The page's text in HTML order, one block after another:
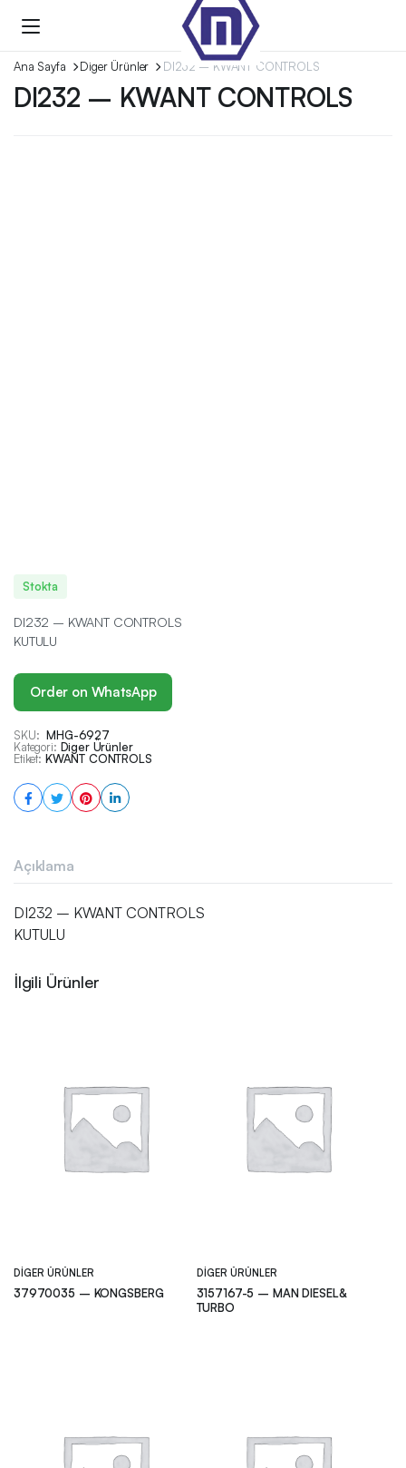
Ana Sayfa Diger Ürünler DI232 – KWANT CONTROLS
DI232 – KWANT CONTROLS
Stokta
DI232 – KWANT CONTROLS
KUTULU
Order on WhatsApp
SKU: MHG-6927
Kategori: Diger Ürünler
Etiket: KWANT CONTROLS
Açıklama
DI232 – KWANT CONTROLS
KUTULU
İlgili Ürünler
DIGER ÜRÜNLER
37970035 – KONGSBERG
DIGER ÜRÜNLER
3157167-5 – MAN DIESEL&
TURBO